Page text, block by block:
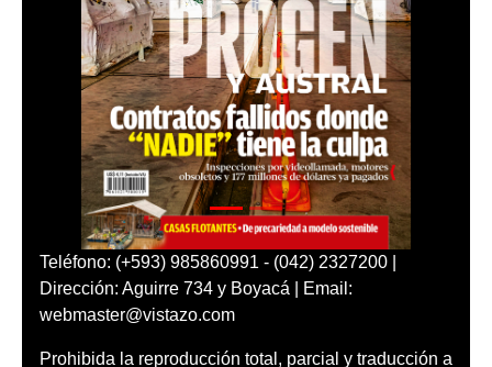
Teléfono: (+593) 985860991 - (042) 2327200 |
Dirección: Aguirre 734 y Boyacá | Email:
webmaster@vistazo.com
Prohibida la reproducción total, parcial y traducción a